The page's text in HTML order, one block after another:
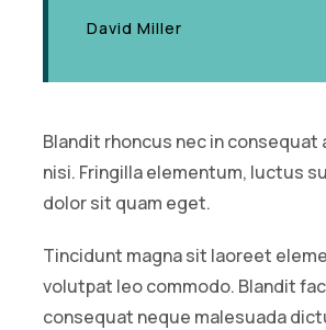
David Miller
Blandit rhoncus nec in
nisi. Fringilla elementum, luctus
dolor sit quam eget.
Tincidunt magna sit laoreet
volutpat leo commodo. Blandit
consequat neque malesuada